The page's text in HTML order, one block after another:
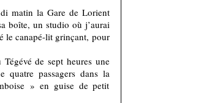
matin la Gare de Lorient
boîte, un studio où j’aurai
le canapé-lit grinçant, pour
de sept heures une
quatre passagers dans la
» en guise de petit